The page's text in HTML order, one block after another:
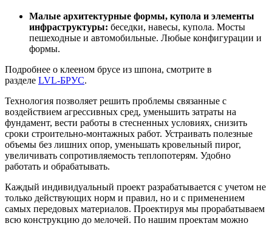
Малые архитектурные формы, купола и элементы
инфраструктуры: беседки, навесы, купола. Мосты
пешеходные и автомобильные. Любые конфигурации и
формы.
Подробнее о клееном брусе из шпона, смотрите в
разделе LVL-БРУС.
Технология позволяет решить проблемы связанные с
воздействием агрессивных сред, уменьшить затраты на
фундамент, вести работы в стесненных условиях, снизить
сроки строительно-монтажных работ. Устраивать полезные
объемы без лишних опор, уменьшать кровельный пирог,
увеличивать сопротивляемость теплопотерям. Удобно
работать и обрабатывать.
Каждый индивидуальный проект разрабатывается с учетом не
только действующих норм и правил, но и с применением
самых передовых материалов. Проектируя мы прорабатываем
всю конструкцию до мелочей. По нашим проектам можно